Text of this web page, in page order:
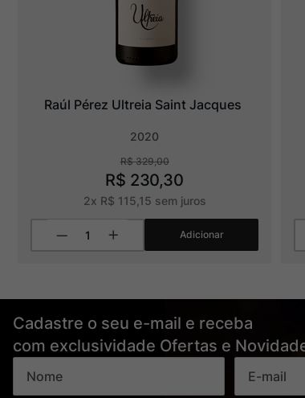
Raúl Pérez Ultreia Saint Jacques
2020
R$ 329,00
R$ 230,30
2x R$ 115 15 sem juros
Adicionar
Cadastre o seu e-mail e receba
com exclusividade Ofertas e